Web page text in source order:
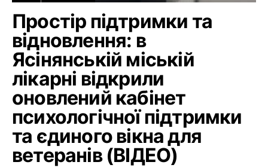
Простір підтримки та
відновлення: в
Ясінянській міській
лікарні відкрили
оновлений кабінет
психологічної підтримки
та єдиного вікна для
ветеранів (ВІДЕО)